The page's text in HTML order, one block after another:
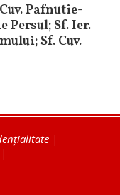
Pafnutie-
Persul; Sf. Ier.
Sf. Cuv.
|
|